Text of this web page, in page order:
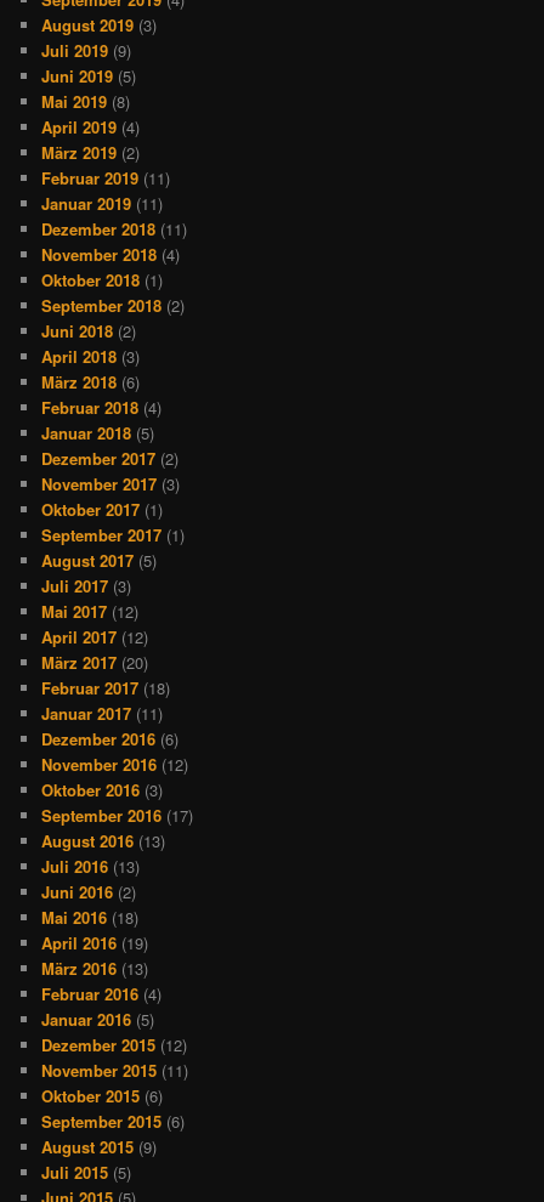
August 2019 (3)
Juli 2019 (9)
Juni 2019 (5)
Mai 2019 (8)
April 2019 (4)
März 2019 (2)
Februar 2019 (11)
Januar 2019 (11)
Dezember 2018 (11)
November 2018 (4)
Oktober 2018 (1)
September 2018 (2)
Juni 2018 (2)
April 2018 (3)
März 2018 (6)
Februar 2018 (4)
Januar 2018 (5)
Dezember 2017 (2)
November 2017 (3)
Oktober 2017 (1)
September 2017 (1)
August 2017 (5)
Juli 2017 (3)
Mai 2017 (12)
April 2017 (12)
März 2017 (20)
Februar 2017 (18)
Januar 2017 (11)
Dezember 2016 (6)
November 2016 (12)
Oktober 2016 (3)
September 2016 (17)
August 2016 (13)
Juli 2016 (13)
Juni 2016 (2)
Mai 2016 (18)
April 2016 (19)
März 2016 (13)
Februar 2016 (4)
Januar 2016 (5)
Dezember 2015 (12)
November 2015 (11)
Oktober 2015 (6)
September 2015 (6)
August 2015 (9)
Juli 2015 (5)